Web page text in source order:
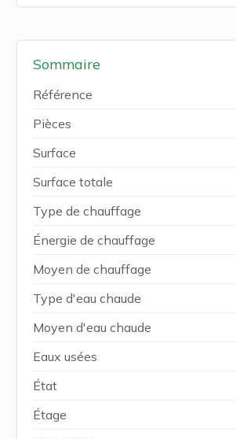
Sommaire
Référence
Pièces
Surface
Surface totale
Type de chauffage
Énergie de chauffage
Moyen de chauffage
Type d'eau chaude
Moyen d'eau chaude
Eaux usées
État
Étage